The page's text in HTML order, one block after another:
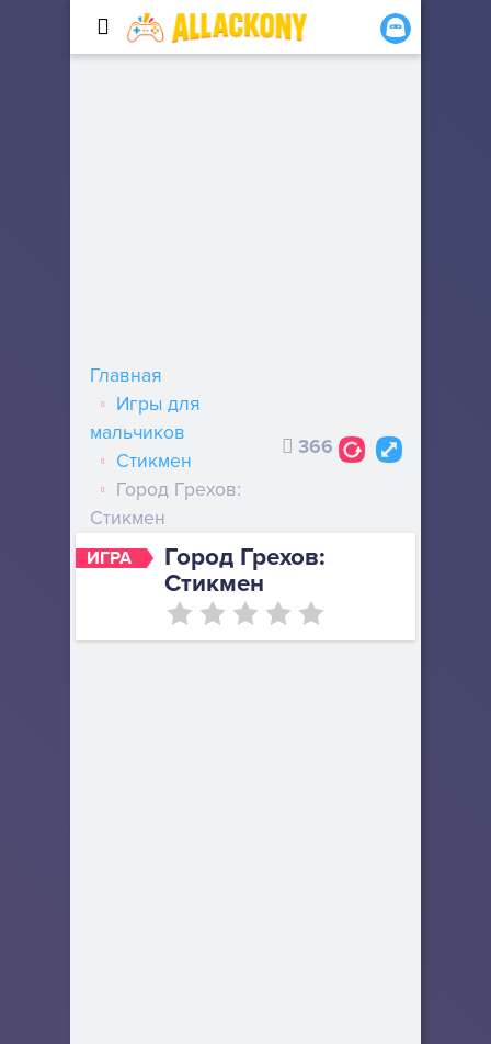
ИГРА
Город Грехов:
Стикмен
Главная
Игры для
мальчиков
Стикмен
Город Грехов:
Стикмен
366